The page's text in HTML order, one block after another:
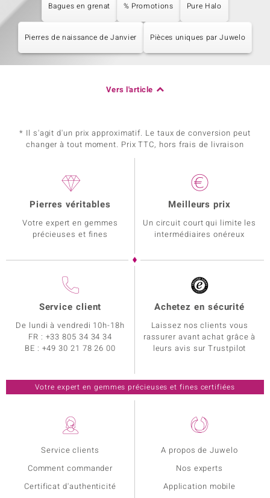
Bagues en grenat % Promotions Pure Halo
Pierres de naissance de Janvier Pièces uniques par Juwelo
Vers l'article
* Il s'agit d'un prix approximatif. Le taux de conversion peut
changer à tout moment. Prix TTC, hors frais de livraison
Service clients
Comment commander
Certificat d'authenticité
A propos de Juwelo
Nos experts
Application mobile
Pierres véritables
Votre expert en gemmes
précieuses et fines
Meilleurs prix
Un circuit court qui limite les
intermédiaires onéreux
Service client
De lundi à vendredi 10h-18h
FR : +33 805 34 34 34
BE : +49 30 21 78 26 00
Achetez en sécurité
Laissez nos clients vous
rassurer avant achat grâce à
leurs avis sur Trustpilot
Votre expert en gemmes précieuses et fines certifiées